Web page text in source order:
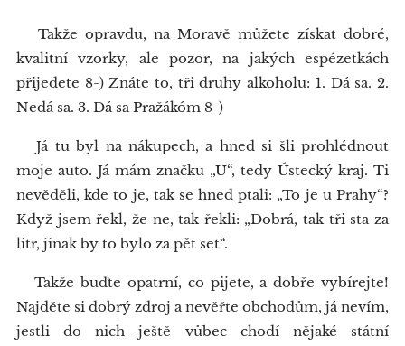
Takže opravdu, na Moravě můžete získat dobré,
kvalitní vzorky, ale pozor, na jakých espézetkách
přijedete 8-) Znáte to, tři druhy alkoholu: 1. Dá sa. 2.
Nedá sa. 3. Dá sa Pražákóm 8-)
Já tu byl na nákupech, a hned si šli prohlédnout
moje auto. Já mám značku „U“, tedy Ústecký kraj. Ti
nevěděli, kde to je, tak se hned ptali: „To je u Prahy“?
Když jsem řekl, že ne, tak řekli: „Dobrá, tak tři sta za
litr, jinak by to bylo za pět set“.
Takže buďte opatrní, co pijete, a dobře vybírejte!
Najděte si dobrý zdroj a nevěřte obchodům, já nevím,
jestli do nich ještě vůbec chodí nějaké státní